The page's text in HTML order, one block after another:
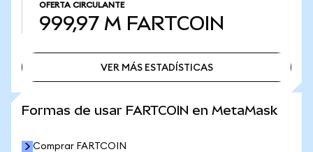
OFERTA CIRCULANTE
999,97 M FARTCOIN
VER MÁS ESTADÍSTICAS
Formas de usar FARTCOIN en MetaMask
Comprar FARTCOIN